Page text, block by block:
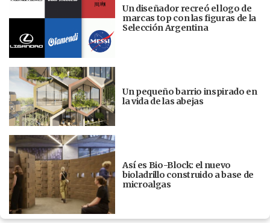
Un diseñador recreó el logo de
marcas top con las figuras de la
Selección Argentina
Un pequeño barrio inspirado en
la vida de las abejas
Así es Bio-Block: el nuevo
bioladrillo construido a base de
microalgas